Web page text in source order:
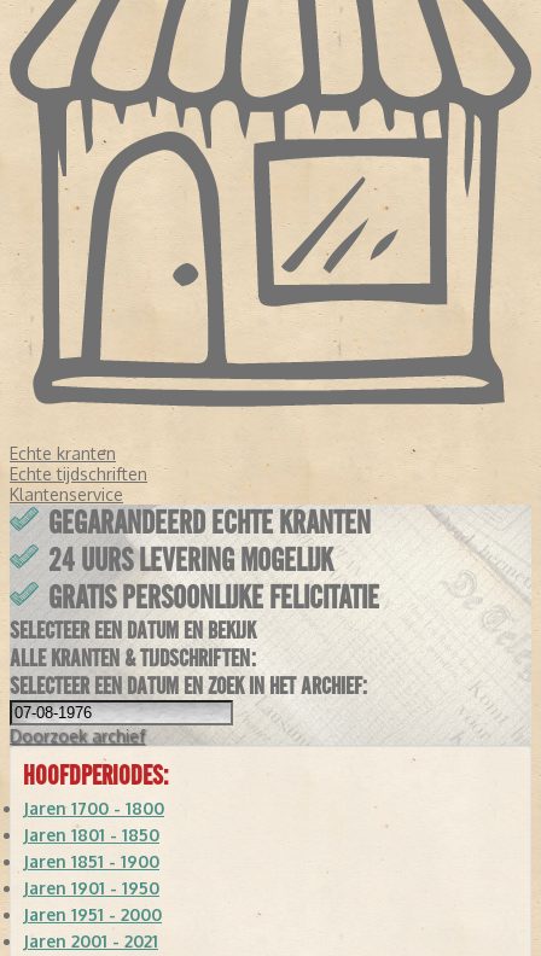
Echte kranten
Echte tijdschriften
Klantenservice
GEGARANDEERD ECHTE KRANTEN
24 UURS LEVERING MOGELIJK
GRATIS PERSOONLIJKE FELICITATIE
SELECTEER EEN DATUM EN BEKIJK
ALLE KRANTEN & TIJDSCHRIFTEN:
SELECTEER EEN DATUM EN ZOEK IN HET ARCHIEF:
Doorzoek archief
HOOFDPERIODES:
Jaren 1700 - 1800
Jaren 1801 - 1850
Jaren 1851 - 1900
Jaren 1901 - 1950
Jaren 1951 - 2000
Jaren 2001 - 2021